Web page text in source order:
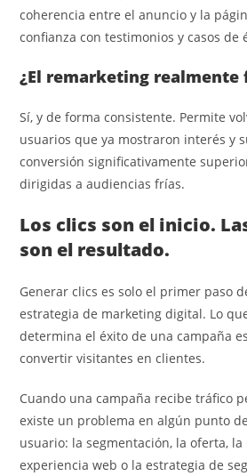
coherencia entre el anuncio y la
confianza con testimonios y casos de
¿El remarketing realmente
Sí, y de forma consistente. Permite
usuarios que ya mostraron interés y
conversión significativamente
dirigidas a audiencias frías.
Los clics son el inicio.
son el resultado.
Generar clics es solo el primer paso
estrategia de marketing digital. Lo
determina el éxito de una campaña
convertir visitantes en clientes.
Cuando una campaña recibe tráfico
existe un problema en algún punto
usuario: la segmentación, la oferta,
experiencia web o la estrategia de